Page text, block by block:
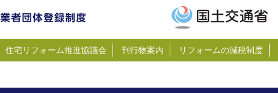
住宅リフォーム推進協議会 刊行物案内 リフォームの減税制度